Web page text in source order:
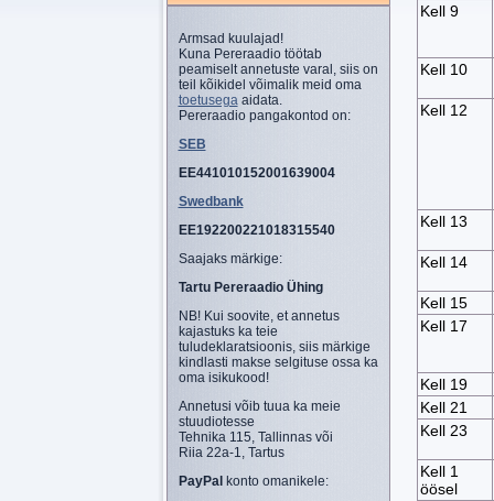
Armsad kuulajad!
Kuna Pereraadio töötab
peamiselt annetuste varal, siis on
teil kõikidel võimalik meid oma
toetusegaaidata.
Pereraadio pangakontod on:
SEB
EE441010152001639004
Swedbank
EE192200221018315540
Saajaks märkige:
Tartu Pereraadio Ühing
NB! Kui soovite, et annetus
kajastuks ka teie
tuludeklaratsioonis, siis märkige
kindlasti makse selgituse ossa ka
oma isikukood!
Annetusi võib tuua ka meie
stuudiotesse
Tehnika 115, Tallinnas või
Riia 22a-1, Tartus
PayPal konto omanikele:
Kell 9
Kell 10
Kell 12
Kell 13
Kell 14
Kell 15
Kell 17
Kell 19
Kell 21
Kell 23
Kell 1
öösel